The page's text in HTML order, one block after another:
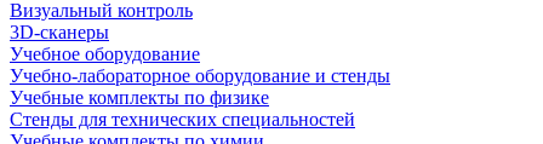
Визуальный контроль
3D-сканеры
Учебное оборудование
Учебно-лабораторное оборудование и стенды
Учебные комплекты по физике
Стенды для технических специальностей